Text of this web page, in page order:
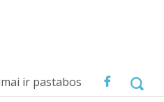
ir pastabos